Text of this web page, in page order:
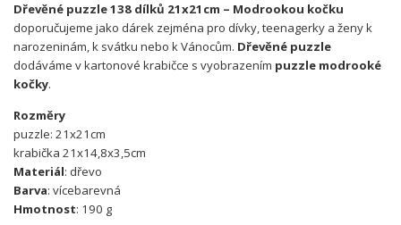
Dřevěné puzzle 138 dílků 21x21cm – Modrookou kočku
doporučujeme jako dárek zejména pro dívky, teenagerky a ženy k
narozeninám, k svátku nebo k Vánocům. Dřevěné puzzle
dodáváme v kartonové krabičce s vyobrazením puzzle modrooké
kočky.
Rozměry
puzzle: 21x21cm
krabička 21x14,8x3,5cm
Materiál: dřevo
Barva: vícebarevná
Hmotnost: 190 g